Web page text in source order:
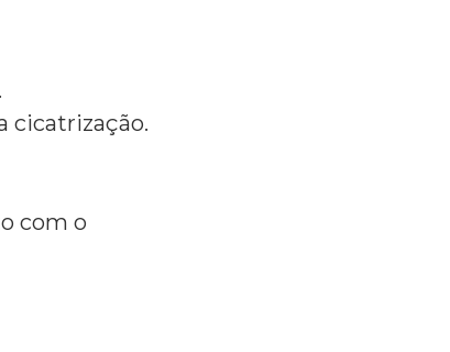
cicatrização.
com o